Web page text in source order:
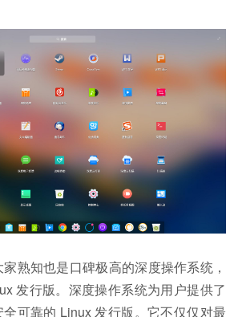
知也是口碑极高的深度操作系统，
发行版。深度操作系统为用户提供了
可靠的 Linux 发行版。它不仅仅对最